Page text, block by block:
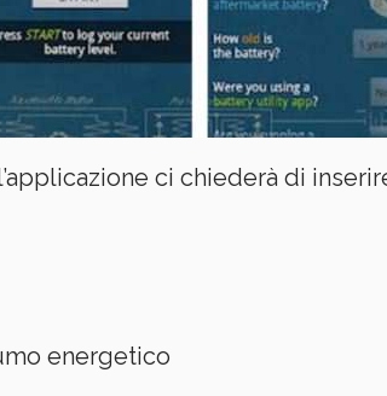
ci chiederà di
energetico